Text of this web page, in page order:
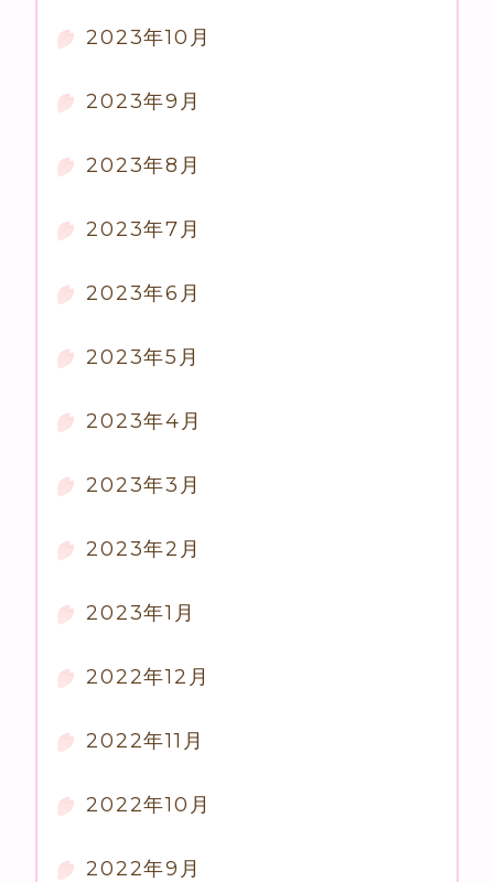
2023年10月
2023年9月
2023年8月
2023年7月
2023年6月
2023年5月
2023年4月
2023年3月
2023年2月
2023年1月
2022年12月
2022年11月
2022年10月
2022年9月